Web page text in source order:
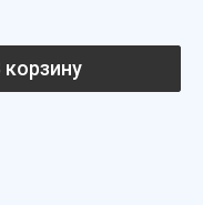
корзину